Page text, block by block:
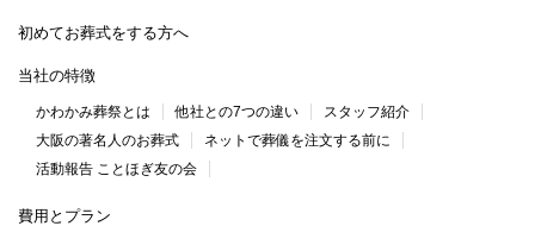
初めてお葬式をする方へ
当社の特徴
かわかみ葬祭とは 他社との7つの違い
スタッフ紹介
大阪の著名人のお葬式
ネットで葬儀を注文する前に
活動報告 ことほぎ友の会
費用とプラン